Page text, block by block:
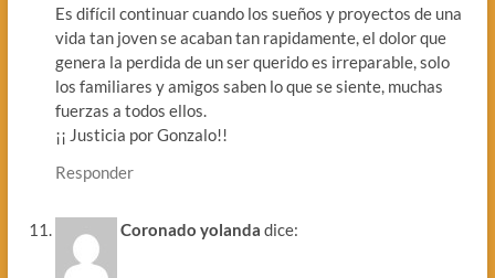
Es difícil continuar cuando los sueños y proyectos de una
vida tan joven se acaban tan rapidamente, el dolor que
genera la perdida de un ser querido es irreparable, solo
los familiares y amigos saben lo que se siente, muchas
fuerzas a todos ellos.
¡¡ Justicia por Gonzalo!!
Responder
Coronado yolanda dice: